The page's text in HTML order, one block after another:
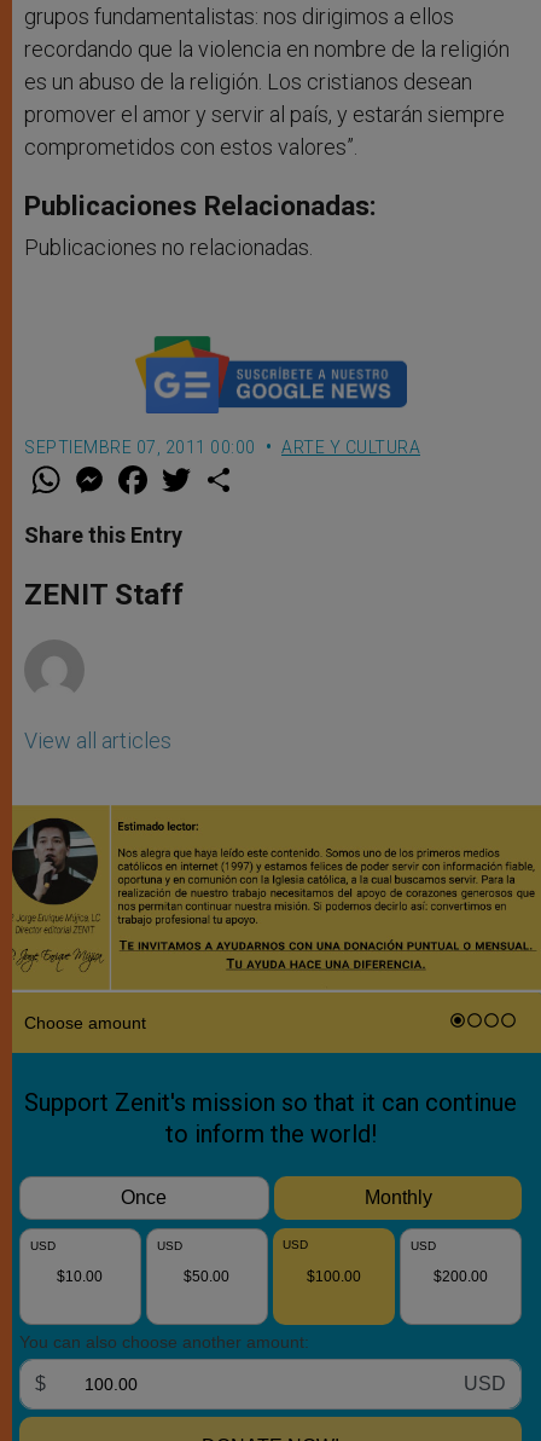
grupos fundamentalistas: nos dirigimos a ellos
recordando que la violencia en nombre de la religión
es un abuso de la religión. Los cristianos desean
promover el amor y servir al país, y estarán siempre
comprometidos con estos valores”.
Publicaciones Relacionadas:
Publicaciones no relacionadas.
SEPTIEMBRE 07, 2011 00:00 ARTE Y CULTURA
W
t
s
p
p
M
e
s
e
g
e
F
a
e
b
o
k
w
Share this Entry
ZENIT Staff
View all articles